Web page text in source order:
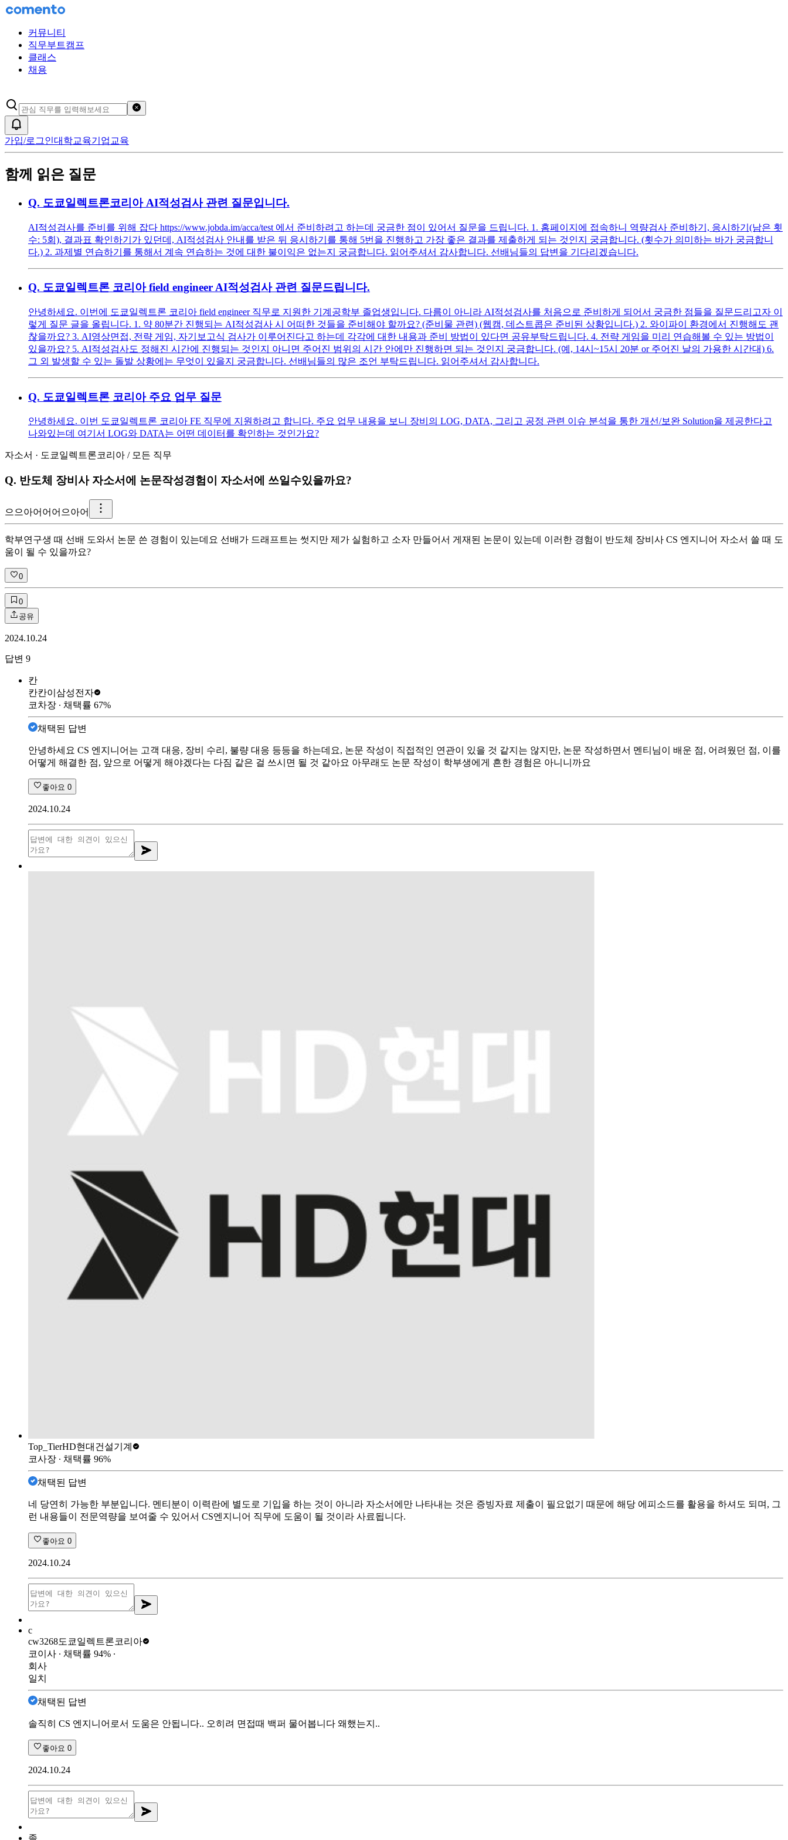
커뮤니티
직무부트캠프
클래스
채용
가입/로그인대학교육기업교육
함께 읽은 질문
Q. 도쿄일렉트론코리아 AI적성검사 관련 질문입니다.
AI적성검사를 준비를 위해 잡다 https://www.jobda.im/acca/test 에서 준비하려고 하는데 궁금한 점이 있어서 질문을 드립니다. 1. 홈페이지에 접속하니 역량검사 준비하기, 응시하기(남은 횟
수: 5회), 결과표 확인하기가 있던데, AI적성검사 안내를 받은 뒤 응시하기를 통해 5번을 진행하고 가장 좋은 결과를 제출하게 되는 것인지 궁금합니다. (횟수가 의미하는 바가 궁금합니
다.) 2. 과제별 연습하기를 통해서 계속 연습하는 것에 대한 불이익은 없는지 궁금합니다. 읽어주셔서 감사합니다. 선배님들의 답변을 기다리겠습니다.
Q. 도쿄일렉트론 코리아 field engineer AI적성검사 관련 질문드립니다.
안녕하세요. 이번에 도쿄일렉트론 코리아 field engineer 직무로 지원한 기계공학부 졸업생입니다. 다름이 아니라 AI적성검사를 처음으로 준비하게 되어서 궁금한 점들을 질문드리고자 이
렇게 질문 글을 올립니다. 1. 약 80분간 진행되는 AI적성검사 시 어떠한 것들을 준비해야 할까요? (준비물 관련) (웹캠, 데스트콥은 준비된 상황입니다.) 2. 와이파이 환경에서 진행해도 괜
찮을까요? 3. AI영상면접, 전략 게임, 자기보고식 검사가 이루어진다고 하는데 각각에 대한 내용과 준비 방법이 있다면 공유부탁드립니다. 4. 전략 게임을 미리 연습해볼 수 있는 방법이
있을까요? 5. AI적성검사도 정해진 시간에 진행되는 것인지 아니면 주어진 범위의 시간 안에만 진행하면 되는 것인지 궁금합니다. (예, 14시~15시 20분 or 주어진 날의 가용한 시간대) 6.
그 외 발생할 수 있는 돌발 상황에는 무엇이 있을지 궁금합니다. 선배님들의 많은 조언 부탁드립니다. 읽어주셔서 감사합니다.
Q. 도쿄일렉트론 코리아 주요 업무 질문
안녕하세요. 이번 도쿄일렉트론 코리아 FE 직무에 지원하려고 합니다. 주요 업무 내용을 보니 장비의 LOG, DATA, 그리고 공정 관련 이슈 분석을 통한 개선/보완 Solution을 제공한다고
나와있는데 여기서 LOG와 DATA는 어떤 데이터를 확인하는 것인가요?
자소서 · 도쿄일렉트론코리아 / 모든 직무
Q. 반도체 장비사 자소서에 논문작성경험이 자소서에 쓰일수있을까요?
으 으아어어어으아어
학부연구생 때 선배 도와서 논문 쓴 경험이 있는데요 선배가 드래프트는 썻지만 제가 실험하고 소자 만들어서 게재된 논문이 있는데 이러한 경험이 반도체 장비사 CS 엔지니어 자소서 쓸 때 도
움이 될 수 있을까요?
0
0
공유
2024.10.24
답변 9
칸
칸칸이 삼성전자
코차장 ∙ 채택률 67%
채택된 답변
안녕하세요 CS 엔지니어는 고객 대응, 장비 수리, 불량 대응 등등을 하는데요, 논문 작성이 직접적인 연관이 있을 것 같지는 않지만, 논문 작성하면서 멘티님이 배운 점, 어려웠던 점, 이를
어떻게 해결한 점, 앞으로 어떻게 해야겠다는 다짐 같은 걸 쓰시면 될 것 같아요 아무래도 논문 작성이 학부생에게 흔한 경험은 아니니까요
좋아요 0
2024.10.24
Top_TierHD현대건설기계
코사장 ∙ 채택률 96%
채택된 답변
네 당연히 가능한 부분입니다. 멘티분이 이력란에 별도로 기입을 하는 것이 아니라 자소서에만 나타내는 것은 증빙자료 제출이 필요없기 때문에 해당 에피소드를 활용을 하셔도 되며, 그
런 내용들이 전문역량을 보여줄 수 있어서 CS엔지니어 직무에 도움이 될 것이라 사료됩니다.
좋아요 0
2024.10.24
c
cw3268도쿄일렉트론코리아
코이사 ∙ 채택률 94% ∙
회사
일치
채택된 답변
솔직히 CS 엔지니어로서 도움은 안됩니다.. 오히려 면접때 백퍼 물어봅니다 왜했는지..
좋아요 0
2024.10.24
졸